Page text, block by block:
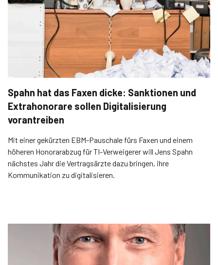
Spahn hat das Faxen dicke: Sanktionen und
Extrahonorare sollen Digitalisierung
vorantreiben
Mit einer gekürzten EBM-Pauschale fürs Faxen und einem
höheren Honorarabzug für TI-Verweigerer will Jens Spahn
nächstes Jahr die Vertragsärzte dazu bringen, ihre
Kommunikation zu digitalisieren.